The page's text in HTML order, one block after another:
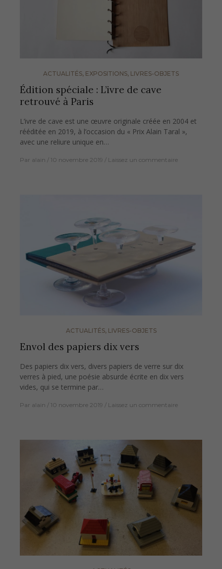
ACTUALITÉS, EXPOSITIONS, LIVRES-OBJETS
Édition spéciale : L’ivre de cave
retrouvé à Paris
L’ivre de cave est une œuvre originale créée en 2004 et
rééditée en 2019, à l’occasion du « Prix Alain Taral »,
avec une reliure unique en…
Par alain 10 novembre 2019 Laissez un commentaire
ACTUALITÉS, LIVRES-OBJETS
Envol des papiers dix vers
Des papiers dix vers, divers papiers de verre sur dix
verres à pied, une poésie absurde écrite en dix vers
vides, qui se termine par…
Par alain 10 novembre 2019 Laissez un commentaire